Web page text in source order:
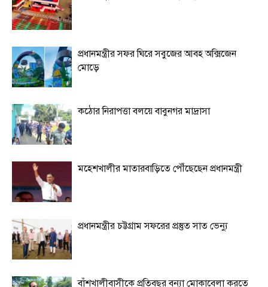
প্রধানমন্ত্রীর সফর ঘিরে সবুজের আবহ অক্সিজেন
মোড়ে
কঠোর নিরাপত্তা বলয়ে বাবুনগর মাদ্রাসা
মহেশখালীর মাতারবাড়িতে পৌঁছেছেন প্রধানমন্ত্রী
প্রধানমন্ত্রীর চট্টগ্রাম সফরের প্রস্তুত সাত ভেন্যু
বাঁশখালীবাসীকে প্রতিবছর বন্যা মোকাবেলা করতে